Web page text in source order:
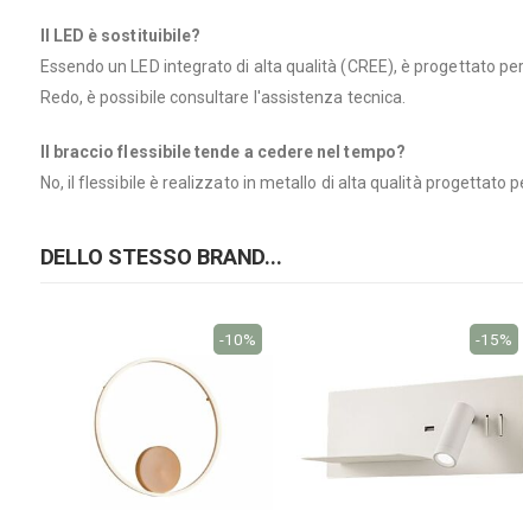
Il LED è sostituibile?
Essendo un LED integrato di alta qualità (CREE), è progettato
Redo, è possibile consultare l'assistenza tecnica.
Il braccio flessibile tende a cedere nel tempo?
No, il flessibile è realizzato in metallo di alta qualità progettato
DELLO STESSO BRAND...
-10% -15%